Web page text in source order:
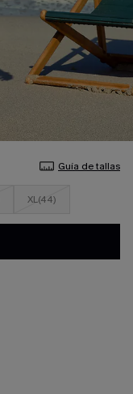
Guía de tallas
XL(44)